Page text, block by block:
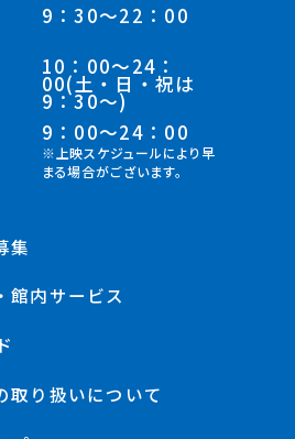
9：30～22：00
10：00～24：
00(土・日・祝は
9：30～)
9：00～24：00
※上映スケジュールにより早
まる場合がございます。
集
館内サービス
取り扱いについて